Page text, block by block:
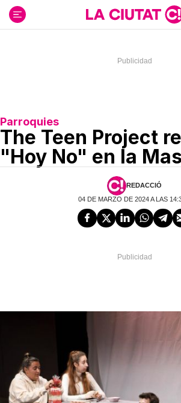
contenido
Parroquies
The Teen Project
"Hoy No" en la
REDACCIÓ
04 DE MARZO DE 2024 A LAS